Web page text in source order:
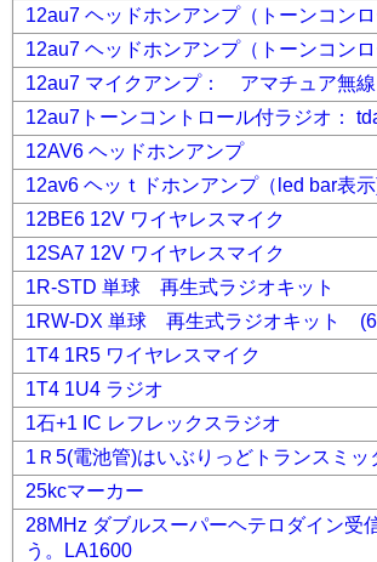
12au7 ヘッドホンアンプ（トーンコン
12au7 ヘッドホンアンプ（トーンコンロ
12au7 マイクアンプ： アマチュア無
12au7トーンコントロール付ラジオ：
12AV6 ヘッドホンアンプ
12av6 ヘッｔドホンアンプ（led bar表
12BE6 12V ワイヤレスマイク
12SA7 12V ワイヤレスマイク
1R-STD 単球 再生式ラジオキット
1RW-DX 単球 再生式ラジオキット
1T4 1R5 ワイヤレスマイク
1T4 1U4 ラジオ
1石+1 IC レフレックスラジオ
1Ｒ5(電池管)はいぶりっどトランスミッ
25kcマーカー
28MHz ダブルスーパーヘテロダイン受
う。LA1600